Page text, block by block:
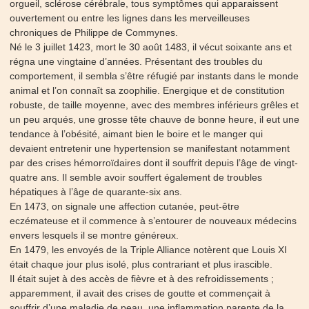
orgueil, sclérose cérébrale, tous symptômes qui apparaissent
ouvertement ou entre les lignes dans les merveilleuses
chroniques de Philippe de Commynes.
Né le 3 juillet 1423, mort le 30 août 1483, il vécut soixante ans et
régna une vingtaine d’années. Présentant des troubles du
comportement, il sembla s’être réfugié par instants dans le monde
animal et l’on connaît sa zoophilie. Energique et de constitution
robuste, de taille moyenne, avec des membres inférieurs grêles et
un peu arqués, une grosse tête chauve de bonne heure, il eut une
tendance à l’obésité, aimant bien le boire et le manger qui
devaient entretenir une hypertension se manifestant notamment
par des crises hémorroïdaires dont il souffrit depuis l’âge de vingt-
quatre ans. Il semble avoir souffert également de troubles
hépatiques à l’âge de quarante-six ans.
En 1473, on signale une affection cutanée, peut-être
eczémateuse et il commence à s’entourer de nouveaux médecins
envers lesquels il se montre généreux.
En 1479, les envoyés de la Triple Alliance notèrent que Louis XI
était chaque jour plus isolé, plus contrariant et plus irascible.
Il était sujet à des accès de fièvre et à des refroidissements ;
apparemment, il avait des crises de goutte et commençait à